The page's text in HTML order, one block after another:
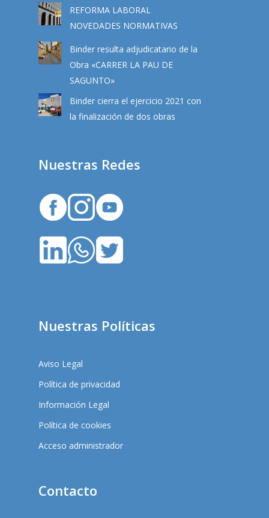
REFORMA LABORAL
NOVEDADES NORMATIVAS
Binder resulta adjudicatario de la
Obra «CARRER LA PAU DE
SAGUNTO»
Binder cierra el ejercicio 2021 con
la finalización de dos obras
Nuestras Redes
Nuestras Políticas
Aviso Legal
Política de privacidad
Información Legal
Política de cookies
Acceso administrador
Contacto